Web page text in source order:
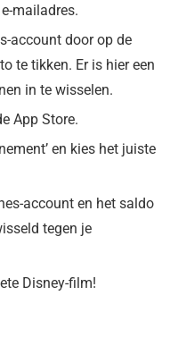
mailadres.
account door op de
te tikken. Er is hier een
in te wisselen.
App Store.
en kies het juiste
account en het saldo
tegen je
Disney-film!